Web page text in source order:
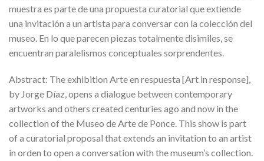
muestra es parte de una propuesta curatorial que extiende
una invitación a un artista para conversar con la colección del
museo. En lo que parecen piezas totalmente disimiles, se
encuentran paralelismos conceptuales sorprendentes.
Abstract: The exhibition Arte en respuesta [Art in response],
by Jorge Díaz, opens a dialogue between contemporary
artworks and others created centuries ago and now in the
collection of the Museo de Arte de Ponce. This show is part
of a curatorial proposal that extends an invitation to an artist
in orden to open a conversation with the museum’s collection.